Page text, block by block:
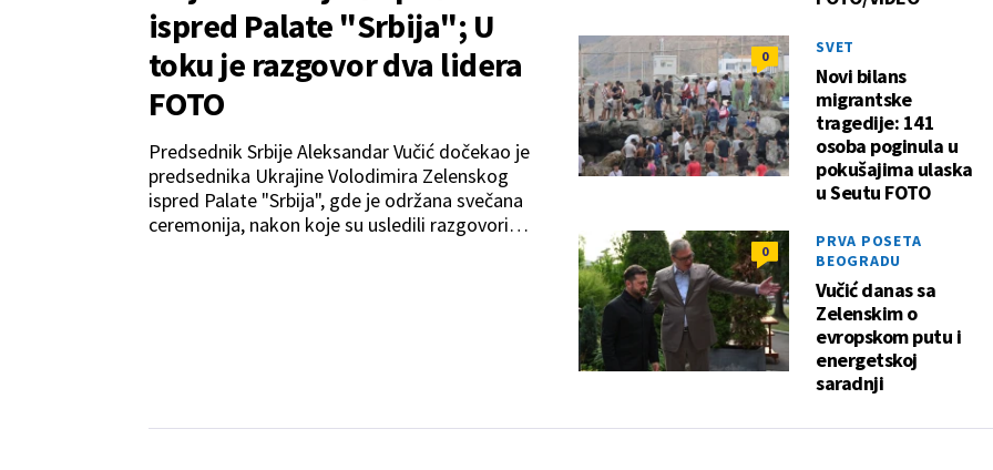
ispred Palate "Srbija"; U
toku je razgovor dva lidera
FOTO
Predsednik Srbije Aleksandar Vučić dočekao je
predsednika Ukrajine Volodimira Zelenskog
ispred Palate "Srbija", gde je održana svečana
ceremonija, nakon koje su usledili razgovori
0 SVET
Novi bilans
migrantske
tragedije: 141
osoba poginula u
pokušajima ulaska
u Seutu FOTO
0
PRVA POSETA
BEOGRADU
Vučić danas sa
Zelenskim o
evropskom putu i
energetskoj
saradnji